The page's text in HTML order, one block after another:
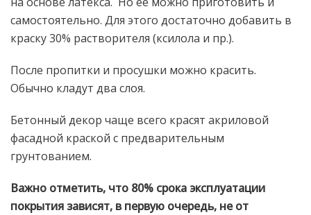
самостоятельно. Для этого достаточно добавить в
краску 30% растворителя (ксилола и пр.).
После пропитки и просушки можно красить.
Обычно кладут два слоя.
Бетонный декор чаще всего красят акриловой
фасадной краской с предварительным
грунтованием.
Важно отметить, что 80% срока эксплуатации
покрытия зависят, в первую очередь, не от